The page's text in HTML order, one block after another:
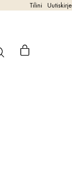
Tilini Uutiskirje